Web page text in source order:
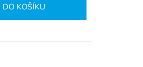
DO KOŠÍKU